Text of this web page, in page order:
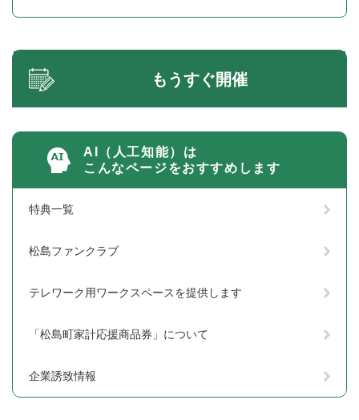
もうすぐ開催
AI（人工知能）は
こんなページをおすすめします
特典一覧
松島ファンクラブ
テレワーク用ワークスペースを提供します
「松島町家計応援商品券」について
企業誘致情報